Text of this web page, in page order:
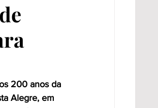
200 anos da
Alegre, em